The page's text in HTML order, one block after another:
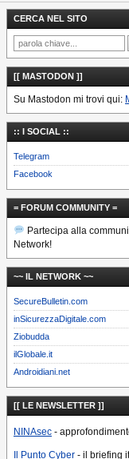
CERCA NEL SITO
[[ MASTODON ]]
Su Mastodon mi trovi qui:
:: I SOCIAL ::
Telegram
Facebook
= FORUM COMMUNITY =
Partecipa alla
Network!
~~ IL NETWORK ~~
SecureBulletin.com
inSicurezzaDigitale.com
Ziobudda
ilGlobale.it
Androidiani.net
[[ LE NEWSLETTER ]]
NINAsec -
Il Punto Cyber - il briefing